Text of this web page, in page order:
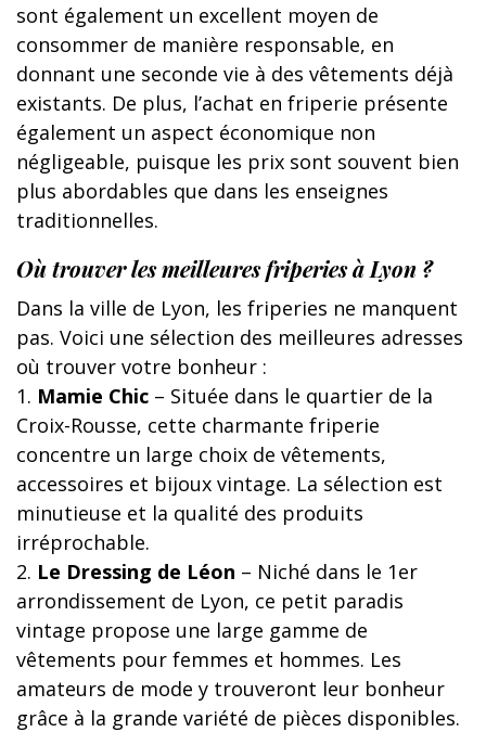
sont également un excellent moyen de
consommer de manière responsable, en
donnant une seconde vie à des vêtements déjà
existants. De plus, l’achat en friperie présente
également un aspect économique non
négligeable, puisque les prix sont souvent bien
plus abordables que dans les enseignes
traditionnelles.
Où trouver les meilleures friperies à Lyon ?
Dans la ville de Lyon, les friperies ne manquent
pas. Voici une sélection des meilleures adresses
où trouver votre bonheur :
1. Mamie Chic – Située dans le quartier de la
Croix-Rousse, cette charmante friperie
concentre un large choix de vêtements,
accessoires et bijoux vintage. La sélection est
minutieuse et la qualité des produits
irréprochable.
2. Le Dressing de Léon – Niché dans le 1er
arrondissement de Lyon, ce petit paradis
vintage propose une large gamme de
vêtements pour femmes et hommes. Les
amateurs de mode y trouveront leur bonheur
grâce à la grande variété de pièces disponibles.